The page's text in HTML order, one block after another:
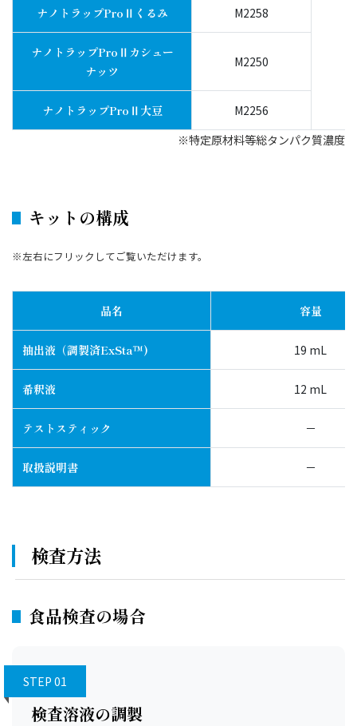
ナノトラップProⅡくるみ M2258
ナノトラップProⅡカシュー
ナッツ
M2250
ナノトラップProⅡ大豆
M2256
※特定原材料等総タンパク質濃度
キットの構成
※左右にフリックしてご覧いただけます。
品名 容量
抽出液（調製済ExSta™) 19 mL
希釈液 12 mL
テストスティック －
取扱説明書 －
検査方法
食品検査の場合
STEP 01
検査溶液の調製